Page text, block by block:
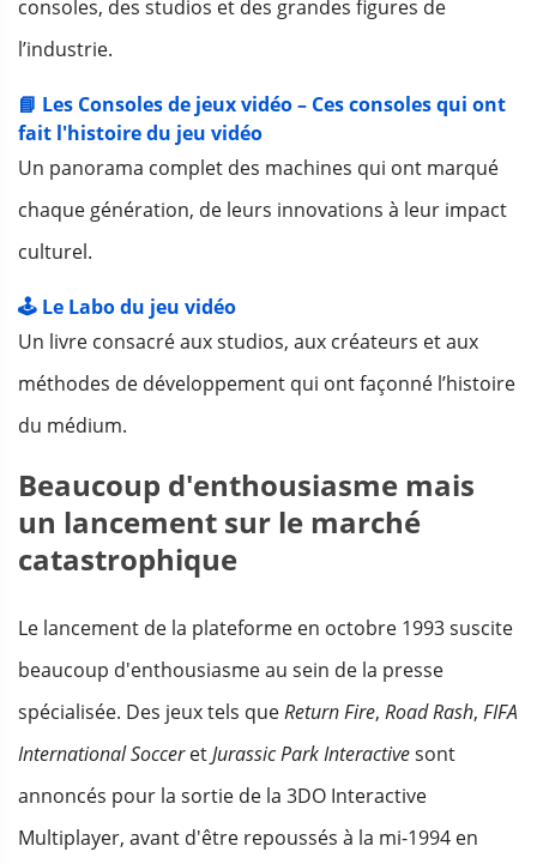
consoles, des studios et des grandes figures de
l’industrie.
📘 Les Consoles de jeux vidéo – Ces consoles qui ont
fait l'histoire du jeu vidéo
Un panorama complet des machines qui ont marqué
chaque génération, de leurs innovations à leur impact
culturel.
🕹️ Le Labo du jeu vidéo
Un livre consacré aux studios, aux créateurs et aux
méthodes de développement qui ont façonné l’histoire
du médium.
Beaucoup d'enthousiasme mais
un lancement sur le marché
catastrophique
Le lancement de la plateforme en octobre 1993 suscite
beaucoup d'enthousiasme au sein de la presse
spécialisée. Des jeux tels queReturn Fire, Road Rash, FIFA
International SocceretJurassic Park Interactivesont
annoncés pour la sortie de la 3DO Interactive
Multiplayer, avant d'être repoussés à la mi-1994 en